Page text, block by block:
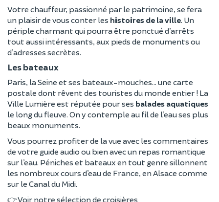
Votre chauffeur, passionné par le patrimoine, se fera
un plaisir de vous conter les histoires de la ville . Un
périple charmant qui pourra être ponctué d’arrêts
tout aussi intéressants, aux pieds de monuments ou
d’adresses secrètes.
Les bateaux
Paris, la Seine et ses bateaux-mouches… une carte
postale dont rêvent des touristes du monde entier ! La
Ville Lumière est réputée pour ses balades aquatiques
le long du fleuve. On y contemple au fil de l’eau ses plus
beaux monuments.
Vous pourrez profiter de la vue avec les commentaires
de votre guide audio ou bien avec un repas romantique
sur l’eau. Péniches et bateaux en tout genre sillonnent
les nombreux cours d’eau de France, en Alsace comme
sur le Canal du Midi.
👉Voir notre sélection de croisières